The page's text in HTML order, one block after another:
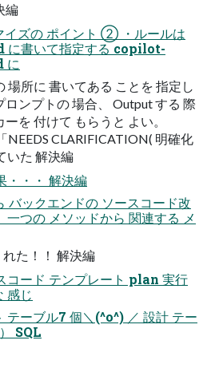
編
ズの​ ポイント ② ・ルールは​
書いて指定する copilot-​
に​
場所に​ 書いてある​ ことを​ 指定し
ロンプトの​ 場合、​ Output する​ 際
を​ 付けて​ もらうと​ よい。​
NEEDS CLARIFICATION( 明確化
いた 解決編
・・・​ 解決編
バックエンドの​ ソースコード改
一つの​ メソッドから​ 関連する​ メ
た！！​ 解決編
コード テンプレート plan 実行
感じ
テーブル7 個＼(^o^) ／ 設計 テー
SQL